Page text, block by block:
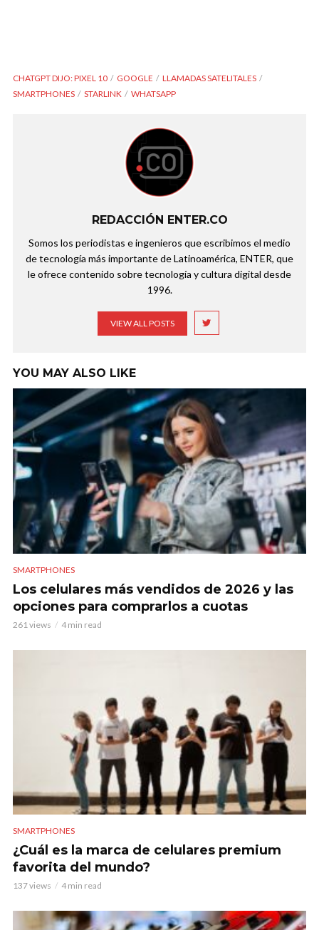
CHATGPT DIJO: PIXEL 10 GOOGLE
LLAMADAS SATELITALES
SMARTPHONES
STARLINK WHATSAPP
REDACCIÓN ENTER.CO
Somos los periodistas e ingenieros que escribimos el medio
de tecnología más importante de Latinoamérica, ENTER, que
le ofrece contenido sobre tecnología y cultura digital desde
1996.
VIEW ALL POSTS
YOU MAY ALSO LIKE
SMARTPHONES
Los celulares más vendidos de 2026 y las
opciones para comprarlos a cuotas
261 views 4 min read
SMARTPHONES
¿Cuál es la marca de celulares premium
favorita del mundo?
137 views 4 min read